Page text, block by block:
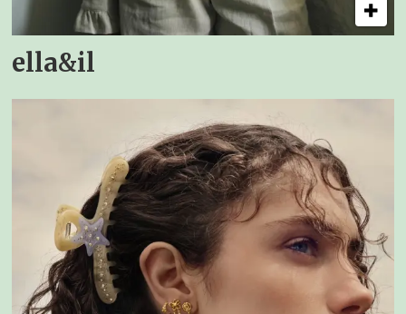
ella&il